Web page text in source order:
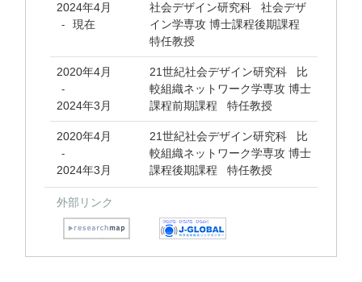
2024年4月
- 現在
社会デザイン研究科 社会デザ
イン学専攻 博士課程後期課程
特任教授
2020年4月
-
2024年3月
21世紀社会デザイン研究科 比
較組織ネットワーク学専攻 博士
課程前期課程 特任教授
2020年4月
-
2024年3月
21世紀社会デザイン研究科 比
較組織ネットワーク学専攻 博士
課程後期課程 特任教授
外部リンク